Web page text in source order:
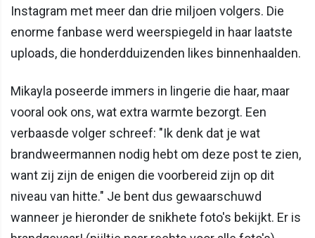
Instagram met meer dan drie miljoen volgers. Die
enorme fanbase werd weerspiegeld in haar laatste
uploads, die honderdduizenden likes binnenhaalden.
Mikayla poseerde immers in lingerie die haar, maar
vooral ook ons, wat extra warmte bezorgt. Een
verbaasde volger schreef: "Ik denk dat je wat
brandweermannen nodig hebt om deze post te zien,
want zij zijn de enigen die voorbereid zijn op dit
niveau van hitte." Je bent dus gewaarschuwd
wanneer je hieronder de snikhete foto's bekijkt. Er is